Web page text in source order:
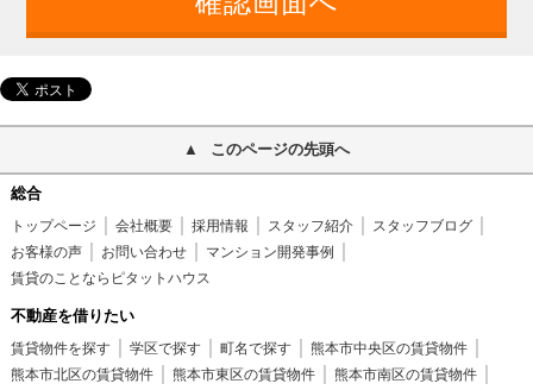
このページの先頭へ
総合
トップページ 会社概要 採用情報 スタッフ紹介
スタッフブログ
お客様の声
お問い合わせ
マンション開発事例
賃貸のことならピタットハウス
不動産を借りたい
賃貸物件を探す 学区で探す 町名で探す
熊本市中央区の賃貸物件
熊本市北区の賃貸物件
熊本市東区の賃貸物件
熊本市南区の賃貸物件